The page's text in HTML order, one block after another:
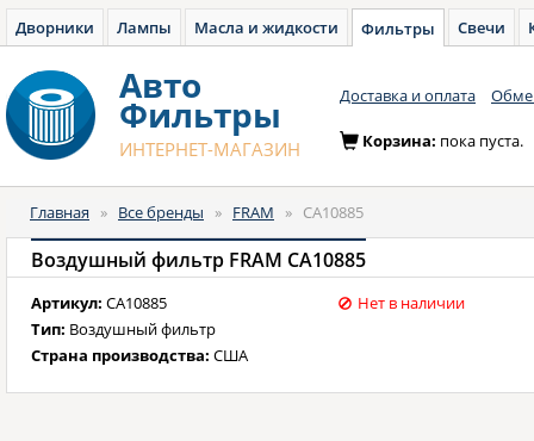
Дворники Лампы Масла и жидкости Фильтры Свечи
Авто
Фильтры
ИНТЕРНЕТ-МАГАЗИН
Доставка и оплата
Корзина: пока пуста.
Главная » Все бренды » FRAM » CA10885
Воздушный фильтр FRAM CA10885
Артикул: CA10885
Тип: Воздушный фильтр
Страна производства: США
Нет в наличии